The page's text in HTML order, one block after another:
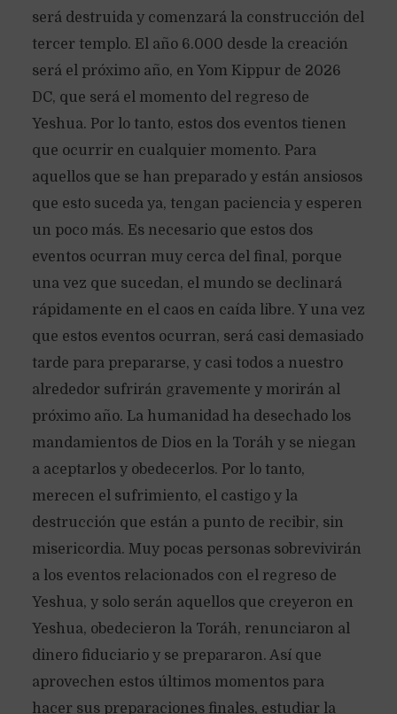
será destruida y comenzará la construcción del
tercer templo. El año 6.000 desde la creación
será el próximo año, en Yom Kippur de 2026
DC, que será el momento del regreso de
Yeshua. Por lo tanto, estos dos eventos tienen
que ocurrir en cualquier momento. Para
aquellos que se han preparado y están ansiosos
que esto suceda ya, tengan paciencia y esperen
un poco más. Es necesario que estos dos
eventos ocurran muy cerca del final, porque
una vez que sucedan, el mundo se declinará
rápidamente en el caos en caída libre. Y una vez
que estos eventos ocurran, será casi demasiado
tarde para prepararse, y casi todos a nuestro
alrededor sufrirán gravemente y morirán al
próximo año. La humanidad ha desechado los
mandamientos de Dios en la Toráh y se niegan
a aceptarlos y obedecerlos. Por lo tanto,
merecen el sufrimiento, el castigo y la
destrucción que están a punto de recibir, sin
misericordia. Muy pocas personas sobrevivirán
a los eventos relacionados con el regreso de
Yeshua, y solo serán aquellos que creyeron en
Yeshua, obedecieron la Toráh, renunciaron al
dinero fiduciario y se prepararon. Así que
aprovechen estos últimos momentos para
hacer sus preparaciones finales, estudiar la